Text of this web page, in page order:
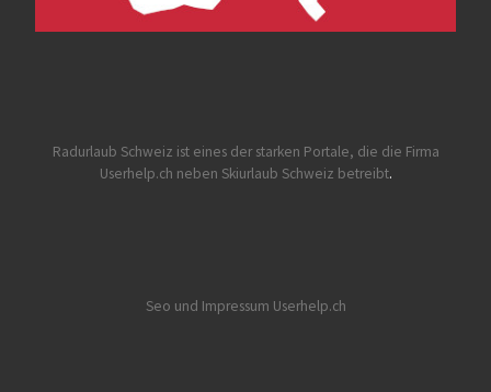
Radurlaub Schweiz ist eines der starken Portale, die die Firma
Userhelp.ch neben Skiurlaub Schweiz betreibt.
Seo und Impressum Userhelp.ch